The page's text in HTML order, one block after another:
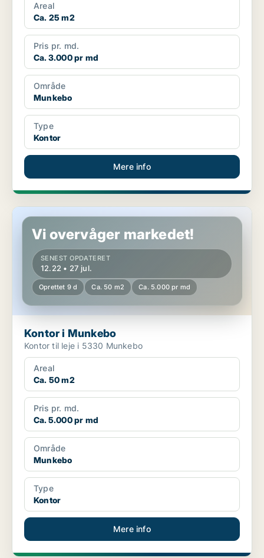
Areal
Ca. 25 m2
Pris pr. md.
Ca. 3.000 pr md
Område
Munkebo
Type
Kontor
Mere info
Kontor i Munkebo
Vi overvåger markedet!
SENEST OPDATERET
12.22 • 27 jul.
Oprettet 9 d Ca. 50 m2 Ca. 5.000 pr md
Kontor i Munkebo
Kontor til leje i 5330 Munkebo
Areal
Ca. 50 m2
Pris pr. md.
Ca. 5.000 pr md
Område
Munkebo
Type
Kontor
Mere info